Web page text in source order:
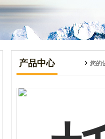
产品中心 您的